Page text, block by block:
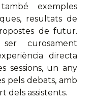
exemples
resultats de
de futur.
curosament
directa
sessions, un any
pels debats, amb
dels assistents.